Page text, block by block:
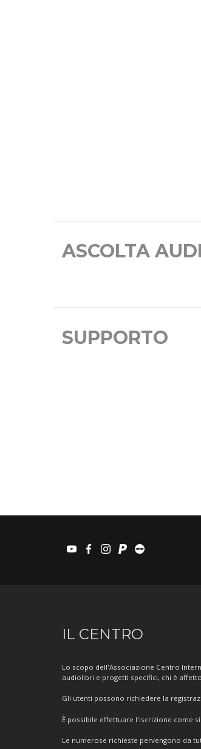
ASCOLTA
SUPPORTO
youtubefacebook
instagram
paypalteamviewer
Informazioni
IL CENTRO
Lo scopo dell'Associazione Centro
audiolibri e progetti specifici, chi è
Gli utenti possono richiedere la
È possibile effettuare l'iscrizione come
Le numerose richieste pervengono da